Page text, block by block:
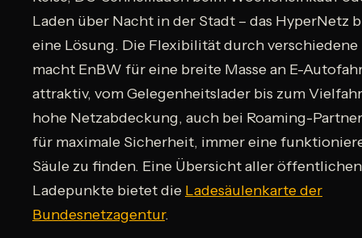
Laden über Nacht in der Stadt – das HyperNetz
eine Lösung. Die Flexibilität durch verschiedene
macht EnBW für eine breite Masse an E-
attraktiv, vom Gelegenheitslader bis zum
hohe Netzabdeckung, auch bei Roaming-
für maximale Sicherheit, immer eine
Säule zu finden. Eine Übersicht aller öffentlichen
Ladepunkte bietet die Ladesäulenkarte der
Bundesnetzagentur.